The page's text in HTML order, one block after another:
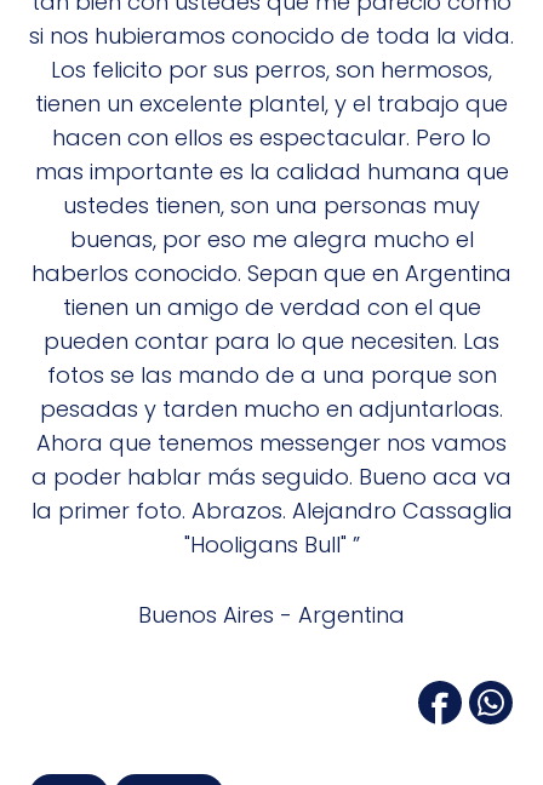
si nos hubieramos conocido de toda la vida.
Los felicito por sus perros, son hermosos,
tienen un excelente plantel, y el trabajo que
hacen con ellos es espectacular. Pero lo
mas importante es la calidad humana que
ustedes tienen, son una personas muy
buenas, por eso me alegra mucho el
haberlos conocido. Sepan que en Argentina
tienen un amigo de verdad con el que
pueden contar para lo que necesiten. Las
fotos se las mando de a una porque son
pesadas y tarden mucho en adjuntarloas.
Ahora que tenemos messenger nos vamos
a poder hablar más seguido. Bueno aca va
la primer foto. Abrazos. Alejandro Cassaglia
"Hooligans Bull" ”
Buenos Aires - Argentina